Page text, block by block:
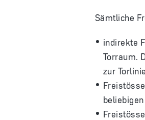
Sämtliche
indirekte
Torraum.
zur